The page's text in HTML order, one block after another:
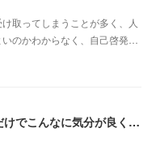
取ってしまうことが多く、人
のかわからなく、自己啓発…
腸に委ねる、信頼する。 たったこれだけでこんなに気分が良くなれるなんて本当にスゴイ‼︎（東京都 會澤亜紀さん）